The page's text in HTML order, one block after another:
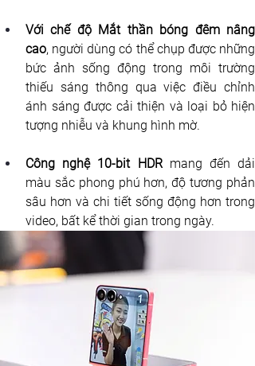
Với chế độ Mắt thần bóng đêm nâng
cao, người dùng có thể chụp được những
bức ảnh sống động trong môi trường
thiếu sáng thông qua việc điều chỉnh
ánh sáng được cải thiện và loại bỏ hiện
tượng nhiễu và khung hình mờ.
Công nghệ 10-bit HDR mang đến dải
màu sắc phong phú hơn, độ tương phản
sâu hơn và chi tiết sống động hơn trong
video, bất kể thời gian trong ngày.